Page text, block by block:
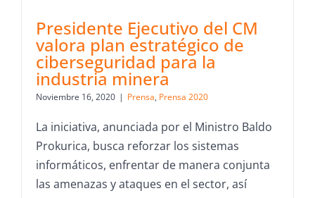
Presidente Ejecutivo del CM
valora plan estratégico de
ciberseguridad para la
industria minera
Noviembre 16, 2020 | Prensa, Prensa 2020
La iniciativa, anunciada por el Ministro Baldo
Prokurica, busca reforzar los sistemas
informáticos, enfrentar de manera conjunta
las amenazas y ataques en el sector, así